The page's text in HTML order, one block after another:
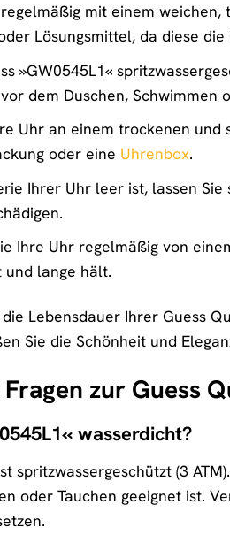
mit einem
Lösungsmittel, da diese
»GW0545L1«
dem Duschen, Schwimmen
Uhr an einem trockenen und
oder eine Uhrenbox.
Ihrer Uhr leer ist, lassen
Ihre Uhr regelmäßig von
lange hält.
Lebensdauer Ihrer Guess
Sie die Schönheit und
zur Guess
wasserdicht?
spritzwassergeschützt (3
oder Tauchen geeignet ist.